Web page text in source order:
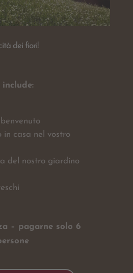
dei fiori!
casa nel vostro
del nostro giardino
– pagarne solo 6